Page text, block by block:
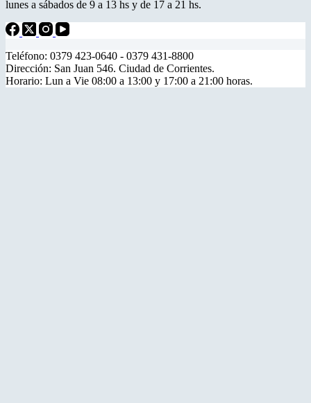
lunes a sábados de 9 a 13 hs y de 17 a 21 hs.
Teléfono: 0379 423-0640 - 0379 431-8800
Dirección: San Juan 546. Ciudad de Corrientes.
Horario: Lun a Vie 08:00 a 13:00 y 17:00 a 21:00 horas.